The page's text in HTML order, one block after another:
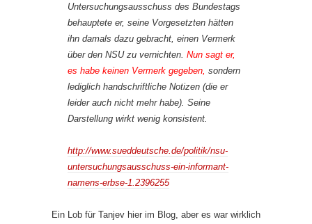
Untersuchungsausschuss des Bundestags
behauptete er, seine Vorgesetzten hätten
ihn damals dazu gebracht, einen Vermerk
über den NSU zu vernichten. Nun sagt er,
es habe keinen Vermerk gegeben, sondern
lediglich handschriftliche Notizen (die er
leider auch nicht mehr habe). Seine
Darstellung wirkt wenig konsistent.
http://www.sueddeutsche.de/politik/nsu-
untersuchungsausschuss-ein-informant-
namens-erbse-1.2396255
Ein Lob für Tanjev hier im Blog, aber es war wirklich